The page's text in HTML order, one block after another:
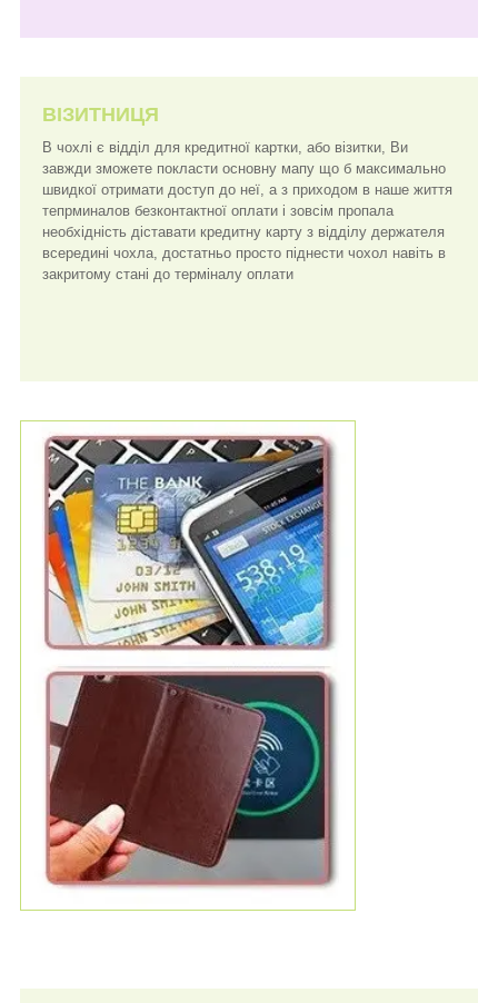
ВІЗИТНИЦЯ
В чохлі є відділ для кредитної картки, або візитки, Ви
завжди зможете покласти основну мапу що б максимально
швидкої отримати доступ до неї, а з приходом в наше життя
тепрминалов безконтактної оплати і зовсім пропала
необхідність діставати кредитну карту з відділу держателя
всередині чохла, достатньо просто піднести чохол навіть в
закритому стані до терміналу оплати